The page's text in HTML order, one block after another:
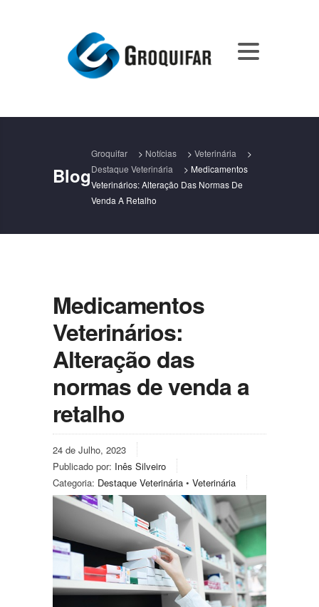
Blog
Groquifar > Notícias > Veterinária
>
Destaque Veterinária
> Medicamentos
Veterinários: Alteração Das Normas De
Venda A Retalho
Medicamentos
Veterinários:
Alteração das
normas de venda a
retalho
24 de Julho, 2023
Publicado por: Inês Silveiro
Categoria: Destaque Veterinária • Veterinária